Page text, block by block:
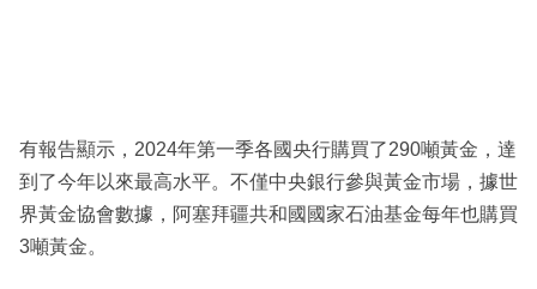
有報告顯示，2024年第一季各國央行購買了290噸黃金，達
到了今年以來最高水平。不僅中央銀行參與黃金市場，據世
界黃金協會數據，阿塞拜疆共和國國家石油基金每年也購買
3噸黃金。